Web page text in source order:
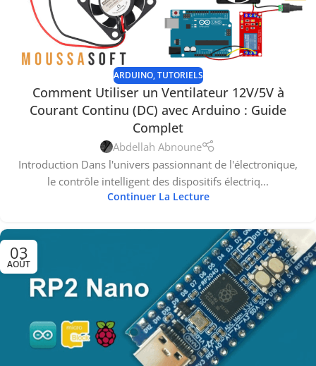
ARDUINO,TUTORIELS
Comment Utiliser un Ventilateur 12V/5V à
Courant Continu (DC) avec Arduino : Guide
Complet
Abdellah Abnoune
Introduction Dans l'univers passionnant de l'électronique,
le contrôle intelligent des dispositifs électriq...
Continuer La Lecture
03
AOÛT